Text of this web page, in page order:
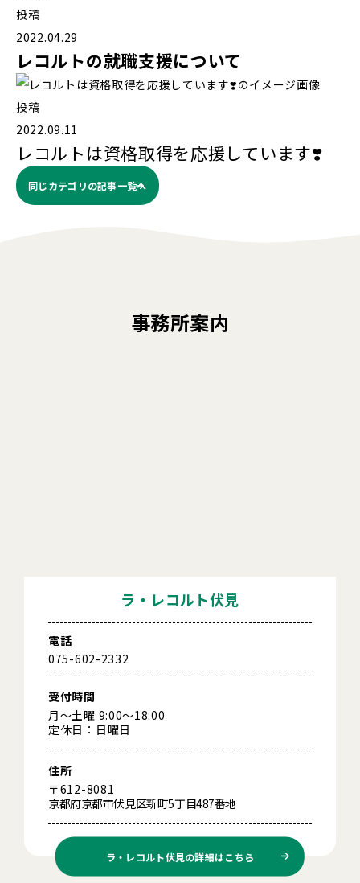
投稿
2022.04.29
レコルトの就職支援について
投稿
2022.09.11
レコルトは資格取得を応援しています❣️
同じカテゴリの記事⼀覧へ
事務所案内
ラ・レコルト伏見
電話
075-602-2332
受付時間
月～土曜 9:00～18:00
定休日：日曜日
住所
〒612-8081
京都府京都市伏見区新町5丁目487番地
ラ・レコルト伏見の詳細はこちら